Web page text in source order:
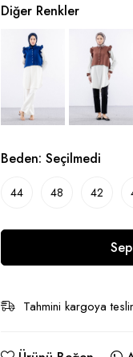
Diğer Renkler
Beden: Seçilmedi
44 48 42
Tahmini kargoya